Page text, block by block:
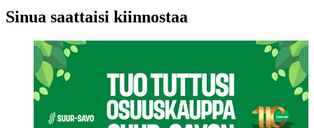
Sinua saattaisi kiinnostaa